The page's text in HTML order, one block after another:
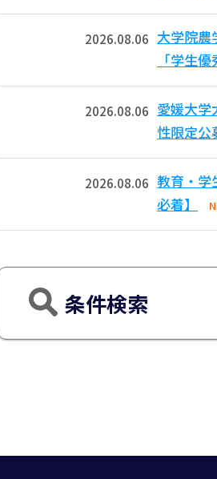
2026.08.06 大学院農
「学生
2026.08.06 愛媛大学
性限定公
2026.08.06 教育・学
必着】
条件検索